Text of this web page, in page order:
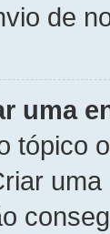
de
uma
tópico